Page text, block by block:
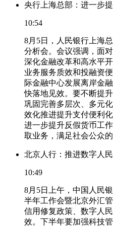
央行上海总部：进一步
10:54
8月5日，人民银行上海
分析会。会议强调，面
深化金融改革和高水平
业务服务质效和投融资
际金融中心发展离岸金
快落地见效。要不断提
巩固完善多层次、多元
效化推进提升支付便利
进一步提升反假货币工
取业务，满足社会公众
北京人行：推进数字人
10:49
8月5日上午，中国人民
半年工作会暨北京外汇
信用修复政策、数字人
效。下半年要加强科技